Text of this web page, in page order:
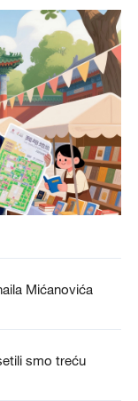
Mićanovića
smo treću